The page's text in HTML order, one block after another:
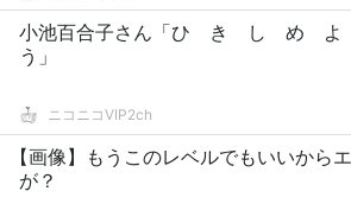
小池百合子さん「ひ き し め よ
う」
ニコニコVIP2ch
【画像】もうこのレベルでもいいから
が？